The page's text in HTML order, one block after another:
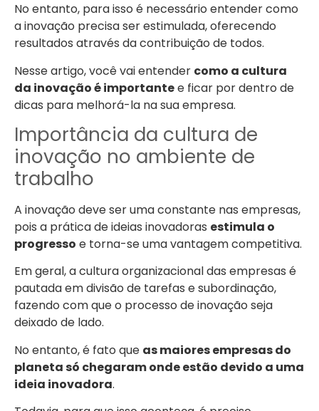
No entanto, para isso é necessário entender como
a inovação precisa ser estimulada, oferecendo
resultados através da contribuição de todos.
Nesse artigo, você vai entender como a cultura
da inovação é importantee ficar por dentro de
dicas para melhorá-la na sua empresa.
Importância da cultura de
inovação no ambiente de
trabalho
A inovação deve ser uma constante nas empresas,
pois a prática de ideias inovadoras estimula o
progresso e torna-se uma vantagem competitiva.
Em geral, a cultura organizacional das empresas é
pautada em divisão de tarefas e subordinação,
fazendo com que o processo de inovação seja
deixado de lado.
No entanto, é fato que as maiores empresas do
planeta só chegaram onde estão devido a uma
ideia inovadora.